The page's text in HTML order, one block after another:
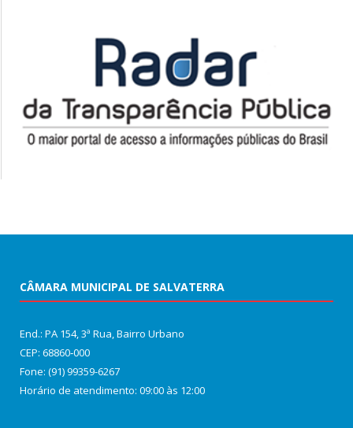
CÂMARA MUNICIPAL DE SALVATERRA
End.: PA 154, 3ª Rua, Bairro Urbano
CEP: 68860‑000
Fone: (91) 99359-6267
Horário de atendimento: 09:00 às 12:00